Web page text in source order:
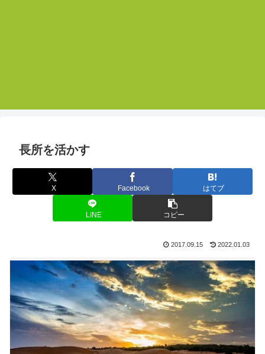
長所を活かす
X Facebook はてブ
LINE コピー
2017.09.15 2022.01.03